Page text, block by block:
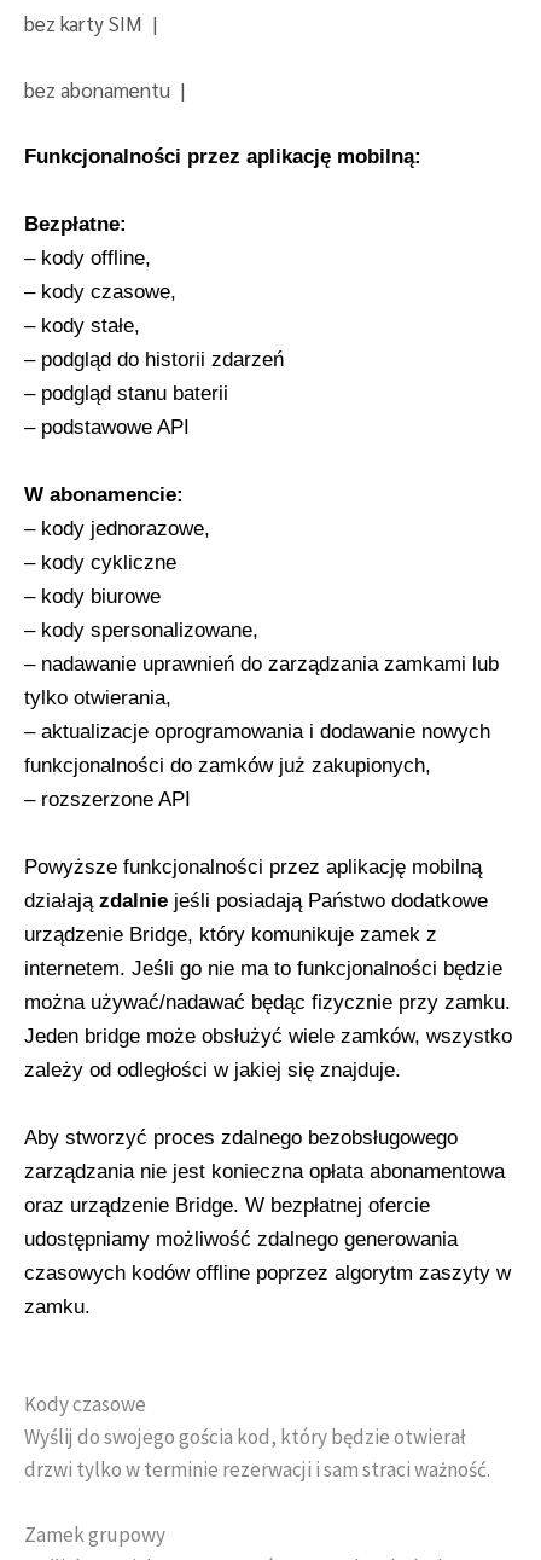
bez karty SIM |
bez abonamentu |
Funkcjonalności przez aplikację mobilną:
Bezpłatne:
– kody offline,
– kody czasowe,
– kody stałe,
– podgląd do historii zdarzeń
– podgląd stanu baterii
– podstawowe API
W abonamencie:
– kody jednorazowe,
– kody cykliczne
– kody biurowe
– kody spersonalizowane,
– nadawanie uprawnień do zarządzania zamkami lub
tylko otwierania,
– aktualizacje oprogramowania i dodawanie nowych
funkcjonalności do zamków już zakupionych,
– rozszerzone API
Powyższe funkcjonalności przez aplikację mobilną
działają zdalnie jeśli posiadają Państwo dodatkowe
urządzenie Bridge, który komunikuje zamek z
internetem. Jeśli go nie ma to funkcjonalności będzie
można używać/nadawać będąc fizycznie przy zamku.
Jeden bridge może obsłużyć wiele zamków, wszystko
zależy od odległości w jakiej się znajduje.
Aby stworzyć proces zdalnego bezobsługowego
zarządzania nie jest konieczna opłata abonamentowa
oraz urządzenie Bridge. W bezpłatnej ofercie
udostępniamy możliwość zdalnego generowania
czasowych kodów offline poprzez algorytm zaszyty w
zamku.
Kody czasowe
Wyślij do swojego gościa kod, który będzie otwierał
drzwi tylko w terminie rezerwacji i sam straci ważność.
Zamek grupowy